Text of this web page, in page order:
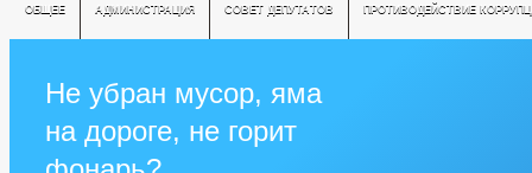
ОБЩЕЕ АДМИНИСТРАЦИЯ СОВЕТ ДЕПУТАТОВ ПРОТИВОДЕЙСТВИЕ
Не убран мусор, яма
на дороге, не горит